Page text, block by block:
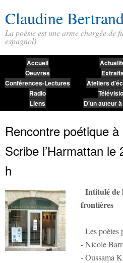
Claudine
La poésie est une arme chargée de
espagnol)
Accueil
Oeuvres
Conférences-Lectures
Ateliers
Radio
Liens
D’un auteur
Rencontre poétique
Scribe l’Harmattan
h
Intitulé de
frontières
Les poètes
- Nicole
- Oussama